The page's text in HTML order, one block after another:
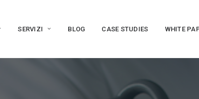
SERVIZI BLOG CASE STUDIES WHITE